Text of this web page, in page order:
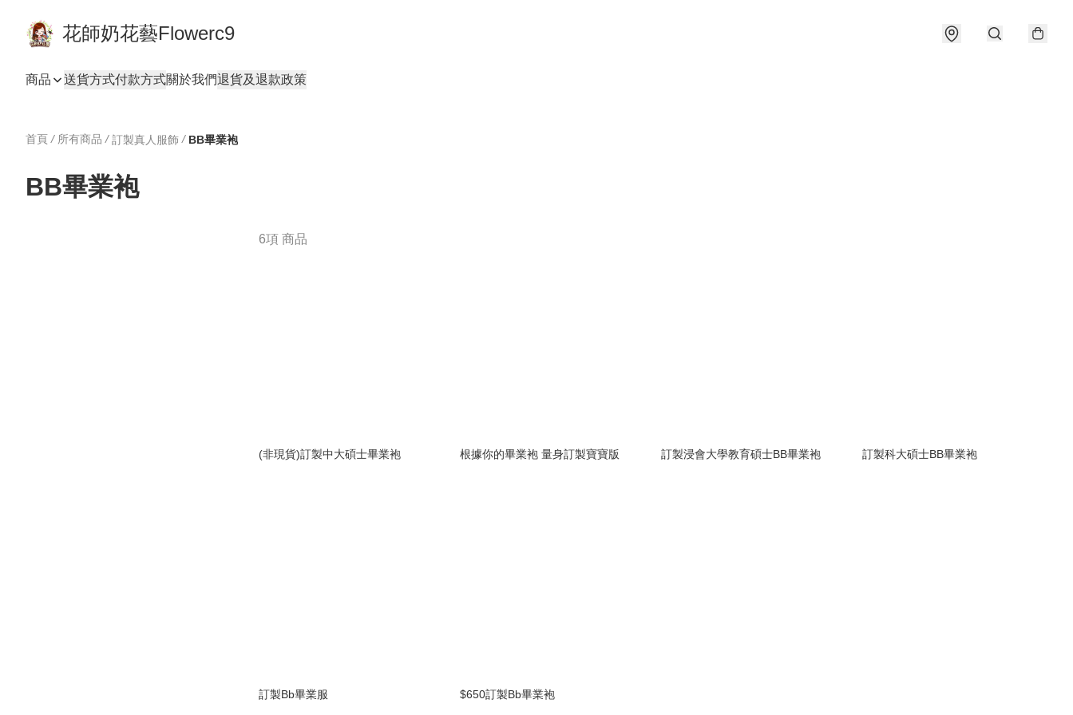
花師奶花藝Flowerc9
商品 送貨方式付款方式關於我們退貨及退款政策
首頁 / 所有商品 / 訂製真人服飾 / BB畢業袍
BB畢業袍
6項 商品
(非現貨)訂製中大碩士畢業袍 根據你的畢業袍 量身訂製寶寶版 訂製浸會大學教育碩士BB畢業袍 訂製科大碩士BB畢業袍
訂製Bb畢業服 $650訂製Bb畢業袍